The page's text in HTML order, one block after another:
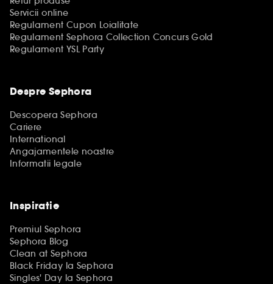
Servicii online
Regulament Cupon Loialitate
Regulament Sephora Collection Concurs Gold
Regulament YSL Party
Despre Sephora
Descopera Sephora
Cariere
International
Angajamentele noastre
Informatii legale
Inspiratie
Premiul Sephora
Sephora Blog
Clean at Sephora
Black Friday la Sephora
Singles' Day la Sephora